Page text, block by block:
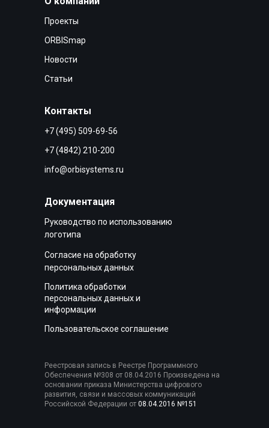
+7 (4842) 210-200
Реестровая запись в Реестре Программного
Обеспечения №308 от 08.04.2016 Произведена на
основании приказа Министерства цифрового
развития, связи и массовых коммуникаций
Российской Федерации от 08.04.2016 №151
Руководство по использованию
логотипа
Согласие на обработку
персональных данных
Пользовательское соглашение
Политика обработки
персональных данных и
информации
info@orbisystems.ru
Статьи
Новости
ORBISmap
Документация
Контакты
Проекты
+7 (495) 509-69-56